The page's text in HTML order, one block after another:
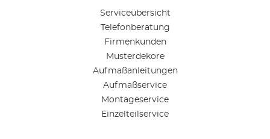
Serviceübersicht
Telefonberatung
Firmenkunden
Musterdekore
Aufmaßanleitungen
Aufmaßservice
Montageservice
Einzelteilservice